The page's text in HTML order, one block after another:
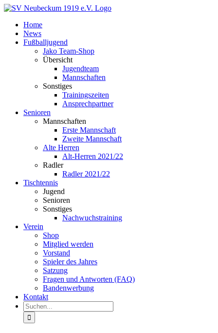
Zum
springenHome
News
Fußballjugend
Jako Team-Shop
Übersicht
Jugendteam
Mannschaften
Sonstiges
Trainingszeiten
Ansprechpartner
Senioren
Mannschaften
Erste Mannschaft
Zweite Mannschaft
Alte Herren
Alt-Herren 2021/22
Radler
Radler 2021/22
Tischtennis
Jugend
Senioren
Sonstiges
Nachwuchstraining
Verein
Shop
Mitglied werden
Vorstand
Spieler des Jahres
Satzung
Fragen und Antworten (FAQ)
Bandenwerbung
Kontakt
Suche
nach: